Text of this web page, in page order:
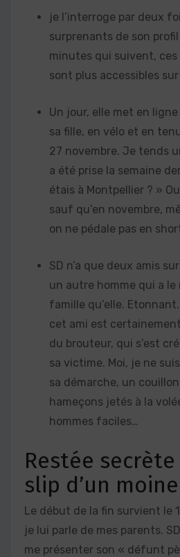
je l’interroge par deux
surprenants de son profil
minutes qui suivent,
sont plus accessibles
Un jour, elle met en
sa fille, en vélo et en
27 novembre. Je tends
a été prise la semaine
étais à Montpellier ? »
sauf qu’en novembre,
on ne pédale pas en
SD n’a que deux amis
un autre homme qui a le
famille qu’elle. Etonnant.
cet ami est
du brouteur, qui s’est
sa victime. Moi, je ne
sa démarche, un
hameçons jetés à la
hommes faciles…
Restée
slip d’un moine
Le début de la fin survient le
je lui parle de mes parents.
me présenter son « défunt